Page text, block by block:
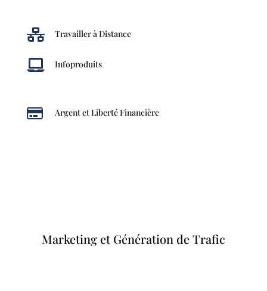
 Travailler à Distance
 Infoproduits
 Argent et Liberté Financière
Marketing et Génération de Trafic